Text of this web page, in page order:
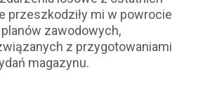
przeszkodziły mi w powrocie
zawodowych,
z przygotowaniami
magazynu.